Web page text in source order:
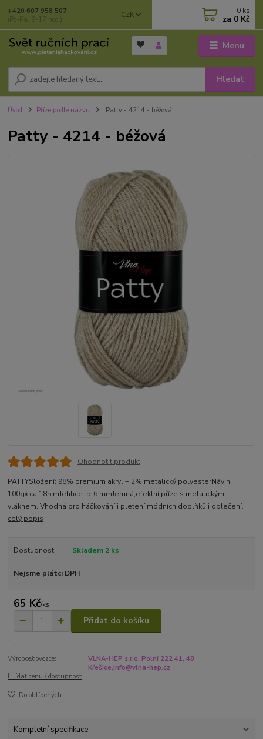
Menu
CZK
Hledat
+420 607 958 507
(Po-Pá, 9-17 hod.)
0 ks
za 0 Kč
Úvod Příze podle názvu Patty - 4214 - béžová
Patty - 4214 - béžová
Ohodnotit produkt
PATTYSložení: 98% premium akryl + 2% metalický polyesterNávin:
100g/cca 185 mJehlice: 5-6 mmJemná,efektní příze s metalickým
vláknem. Vhodná pro háčkování i pletení módních doplňků i oblečení.
celý popis
Dostupnost Skladem 2 ks
Nejsme plátci DPH
65 Kč/ks
Přidat do košíku
Výrobce/dovozce:
VLNA-HEP s.r.o. Polní 222 41, 48
Křešice,info@vlna-hep.cz
Hlídat cenu / dostupnost
Do oblíbených
Kompletní specifikace